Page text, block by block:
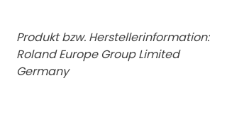
Produkt bzw. Herstellerinformation:
Roland Europe Group Limited
Germany